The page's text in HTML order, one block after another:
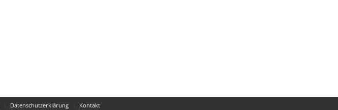
Datenschutzerklärung Kontakt